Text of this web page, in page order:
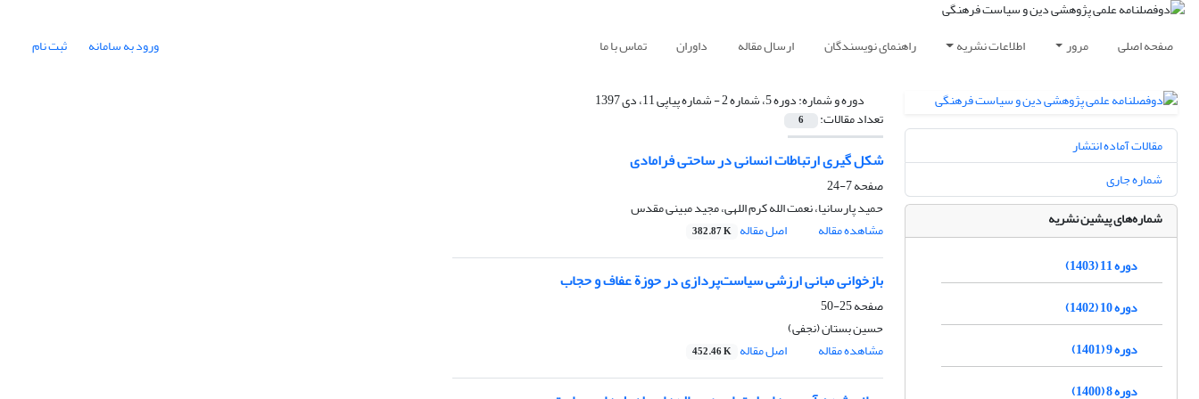
صفحه اصلی مرور اطلاعات نشریه راهنمای نویسندگان ارسال مقاله داوران تماس با ما ورود به سامانه ثبت نام
دوره و شماره:دوره 5، شماره 2 - شماره پیاپی 11، دی 1397
تعداد مقالات: 6
شکل گیری ارتباطات انسانی در ساحتی فرامادی
صفحه7-24
حمید پارسانیا، نعمت الله کرم اللهی، مجید مبینی مقدس
مشاهده مقاله
اصل مقاله 382.87 K
بازخوانی مبانی ارزشی سیاست‌پردازی در حوزة عفاف و حجاب
صفحه25-50
حسین بستان (نجفی)
مشاهده مقاله
اصل مقاله 452.46 K
مقالات آماده انتشار
شماره جاری
شماره‌های پیشین نشریه
دوره 11 (1403)
دوره 10 (1402)
دوره 9 (1401)
دوره 8 (1400)